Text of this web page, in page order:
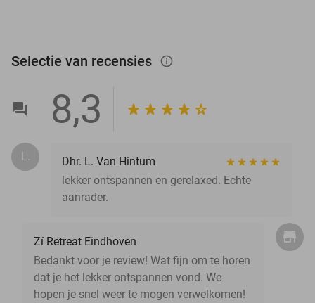
Selectie van recensies info_outlined
8,3
L.
Dhr. L. Van Hintum
lekker ontspannen en gerelaxed. Echte
aanrader.
Zí Retreat Eindhoven
Bedankt voor je review! Wat fijn om te horen
dat je het lekker ontspannen vond. We
hopen je snel weer te mogen verwelkomen!